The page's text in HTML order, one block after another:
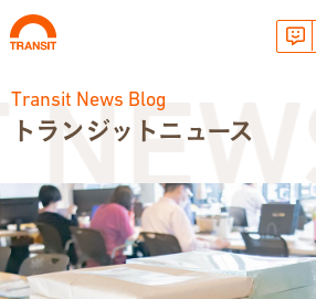
お知らせ
トランジットニュース
利用体験談
Transit News Blog
トランジットニュース